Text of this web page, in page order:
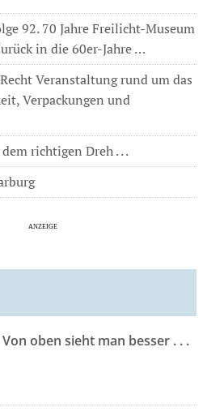
92. 70 Jahre Freilicht-Museum
in die 60er-Jahre …
Veranstaltung rund um das
Verpackungen und
richtigen Dreh . . .
Von oben sieht man besser . . .